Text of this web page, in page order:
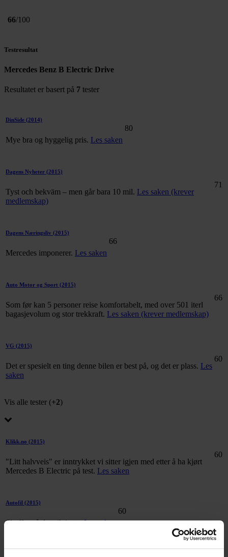
66/100
Testresultat
Mercedes Benz B Electric Drive
Resultatet er basert på 7 tester
DinSide (2014)
Mye bra og hyggelig pris. Les saken
80
Dagens Nyheter (2015)
Tyst och bekväm – men går bara 10 mil. Les saken (krever
medlemskap)
71
Dagens Næringsliv (2015)
Mercedes imponerer. Les saken
66
Auto Motor og Sport (2015)
Som før kan 5 personer reise komfortabelt, med over 501 iterl
bagasjevolum og stor trekkraft. Les saken (krever medlemskap)
66
VG (2015)
Det er spesielt en ting denne bilen er best på, og det er plass. Les
saken
60
Vis alle tester (+2)
Klikk.no (2015)
"Litt halvveis" er inntrykket vi sitter igjen med etter å ha kjørt
Mercedes B Electric på test. Les saken
60
Autofil (2015)
Skuffer på det viktigste.Les saken
60